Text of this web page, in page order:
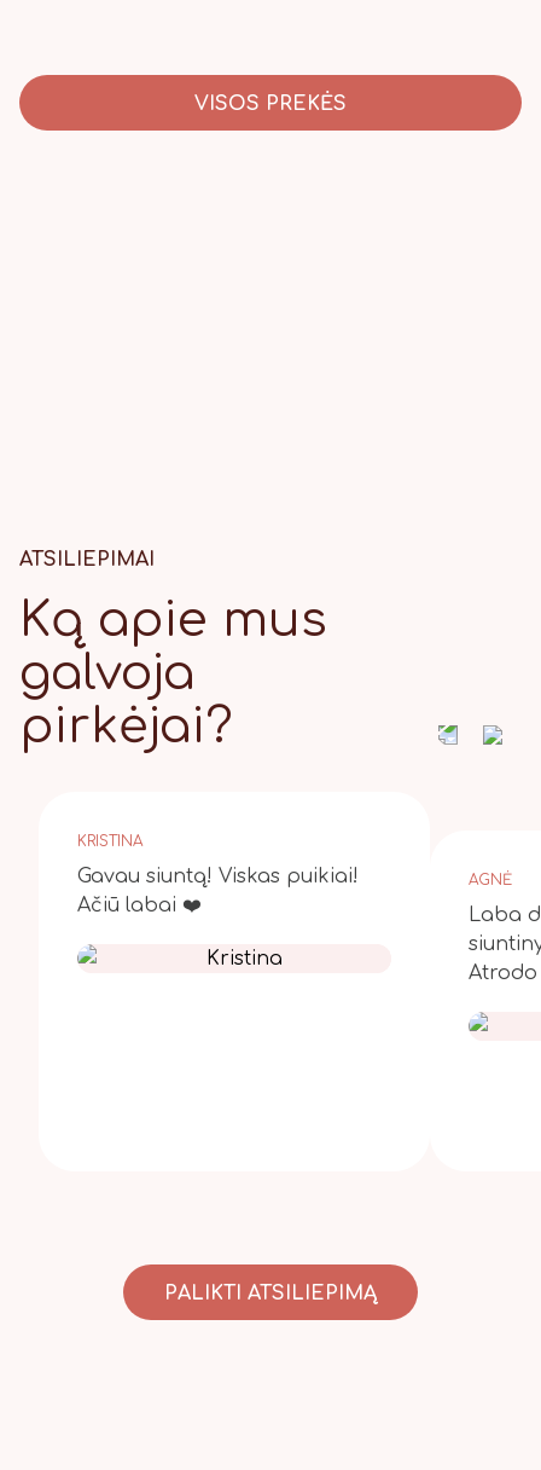
VISOS PREKĖS
ATSILIEPIMAI
Ką apie mus
galvoja
pirkėjai?
KRISTINA
Gavau siuntą! Viskas puikiai!
Ačiū labai ❤️
AGNĖ
Laba
PALIKTI ATSILIEPIMĄ